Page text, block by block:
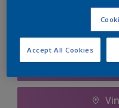
Accept All Cookies